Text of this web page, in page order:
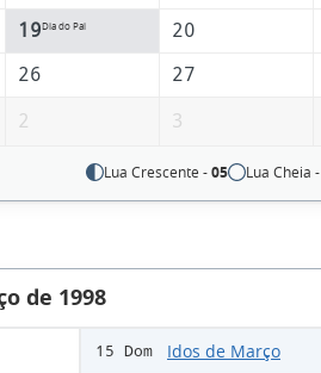
19Dia do Pai 20
26 27
2 3
Lua Crescente -05 Lua Cheia -
de 1998
15 Dom Idos de Março